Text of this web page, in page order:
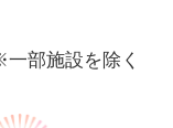
部施設を除く